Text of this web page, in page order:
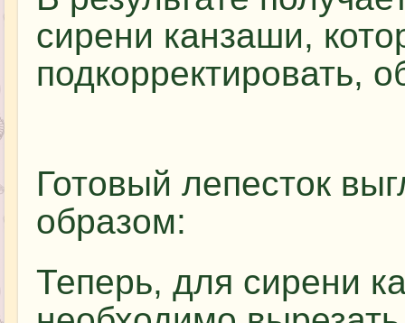
сирени канзаши,
подкорректировать,
Готовый лепесток
образом:
Теперь, для сирени